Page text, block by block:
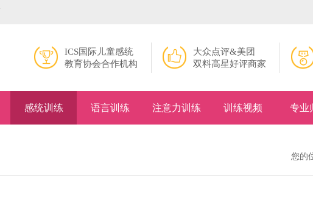
大众点评&美团
双料高星好评商家
ICS国际儿童感统
教育协会合作机构
感统训练 语言训练 注意力训练 训练视频 专业
您的